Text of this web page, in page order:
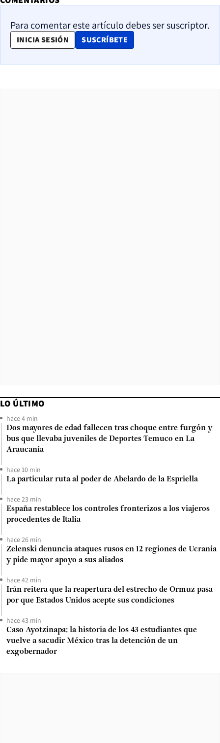
Para comentar este artículo debes ser suscriptor.
INICIA SESIÓN SUSCRÍBETE
OPENS IN NEW WINDOW
LO ÚLTIMO
hace 4 min
Dos mayores de edad fallecen tras choque entre furgón y
bus que llevaba juveniles de Deportes Temuco en La
Araucanía
hace 10 min
La particular ruta al poder de Abelardo de la Espriella
hace 23 min
España restablece los controles fronterizos a los viajeros
procedentes de Italia
hace 26 min
Zelenski denuncia ataques rusos en 12 regiones de Ucrania
y pide mayor apoyo a sus aliados
hace 42 min
Irán reitera que la reapertura del estrecho de Ormuz pasa
por que Estados Unidos acepte sus condiciones
hace 43 min
Caso Ayotzinapa: la historia de los 43 estudiantes que
vuelve a sacudir México tras la detención de un
exgobernador